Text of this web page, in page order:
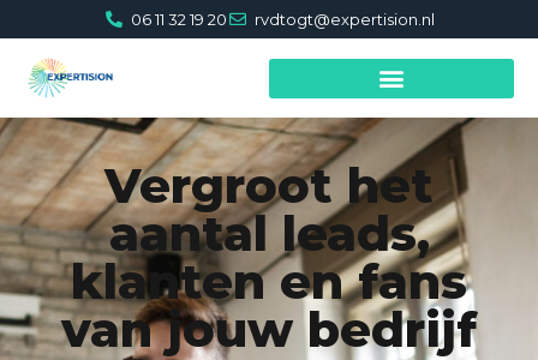
06 11 32 19 20 rvdtogt@expertision.nl
Vergroot het
aantal leads,
klanten en fans
van jouw bedrijf